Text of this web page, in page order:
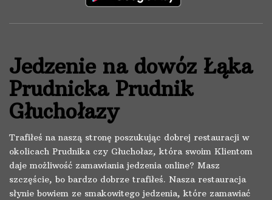
Jedzenie na dowóz Łąka
Prudnicka Prudnik
Głuchołazy
Trafiłeś na naszą stronę poszukując dobrej restauracji w
okolicach Prudnika czy Głuchołaz, która swoim Klientom
daje możliwość zamawiania jedzenia online? Masz
szczęście, bo bardzo dobrze trafiłeś. Nasza restauracja
słynie bowiem ze smakowitego jedzenia, które zamawiać